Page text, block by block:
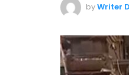
byWriter D